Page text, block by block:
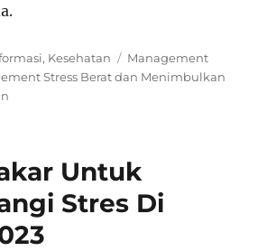
, Kesehatan Tags
Management
Stress Berat dan Menimbulkan
Untuk
Stres Di